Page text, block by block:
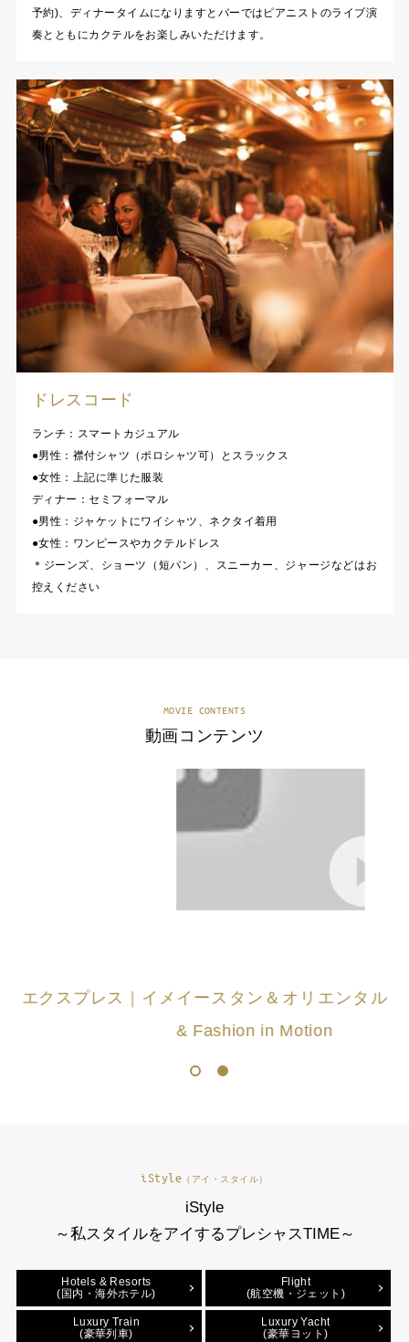
予約)、ディナータイムになりますとバーではピアニストのライブ演
奏とともにカクテルをお楽しみいただけます。
ドレスコード
ランチ：スマートカジュアル
●男性：襟付シャツ（ポロシャツ可）とスラックス
●女性：上記に準じた服装
ディナー：セミフォーマル
●男性：ジャケットにワイシャツ、ネクタイ着用
●女性：ワンピースやカクテルドレス
＊ジーンズ、ショーツ（短パン）、スニーカー、ジャージなどはお
控えください
MOVIE CONTENTS
動画コンテンツ
イースタン＆オリエンタル・エクスプレス｜Art
1 2
iStyle （アイ・スタイル）
iStyle
～私スタイルをアイするプレシャスTIME～
Hotels & Resorts
(国内・海外ホテル)
Flight
(航空機・ジェット)
Luxury Train
(豪華列車)
Luxury Yacht
(豪華ヨット)